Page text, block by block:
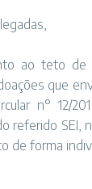
ao teto de
que
n° 12/
referido
de forma